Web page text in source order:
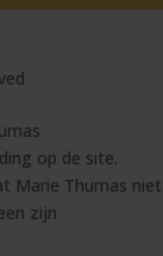
op de site.
Marie Thumas niet
zijn